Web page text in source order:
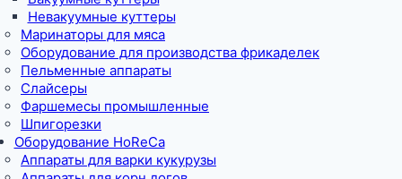
Невакуумные куттеры
Маринаторы для мяса
Оборудование для производства фрикаделек
Пельменные аппараты
Слайсеры
Фаршемесы промышленные
Шпигорезки
Оборудование HoReCa
Аппараты для варки кукурузы